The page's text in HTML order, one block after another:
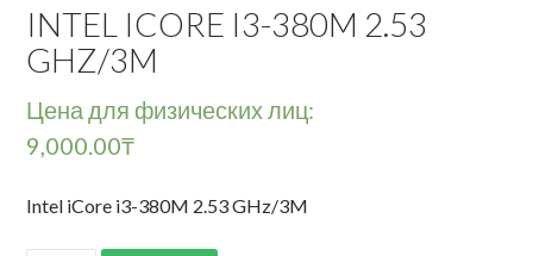
INTEL ICORE I3-380M 2.53
GHZ/3M
Цена для физических лиц:
9,000.00₸
Intel iCore i3-380M 2.53 GHz/3M